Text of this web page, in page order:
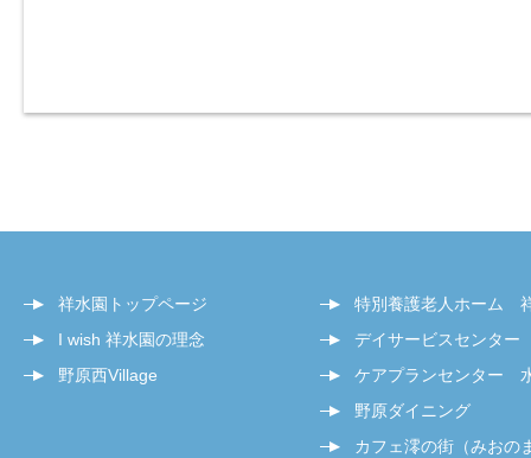
祥水園トップページ
I wish 祥水園の理念
野原西Village
特別養護老人ホーム
デイサービスセンタ
ケアプランセンター
野原ダイニング
カフェ澪の街（みおの